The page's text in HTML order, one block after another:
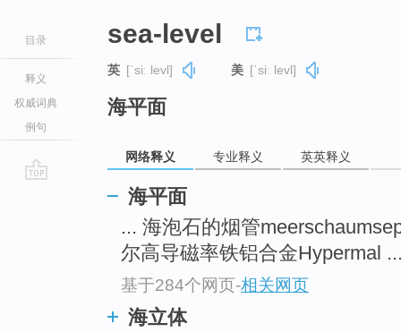
目录
释义
权威词典
例句
sea-level
英 [ˈsiː levl] 美 [ˈsiː levl]
海平面
网络释义 专业释义 英英释义
海平面
... 海泡石的烟管
尔高导磁率铁铝合金Hypermal
基于284个网页-相关网页
海立体